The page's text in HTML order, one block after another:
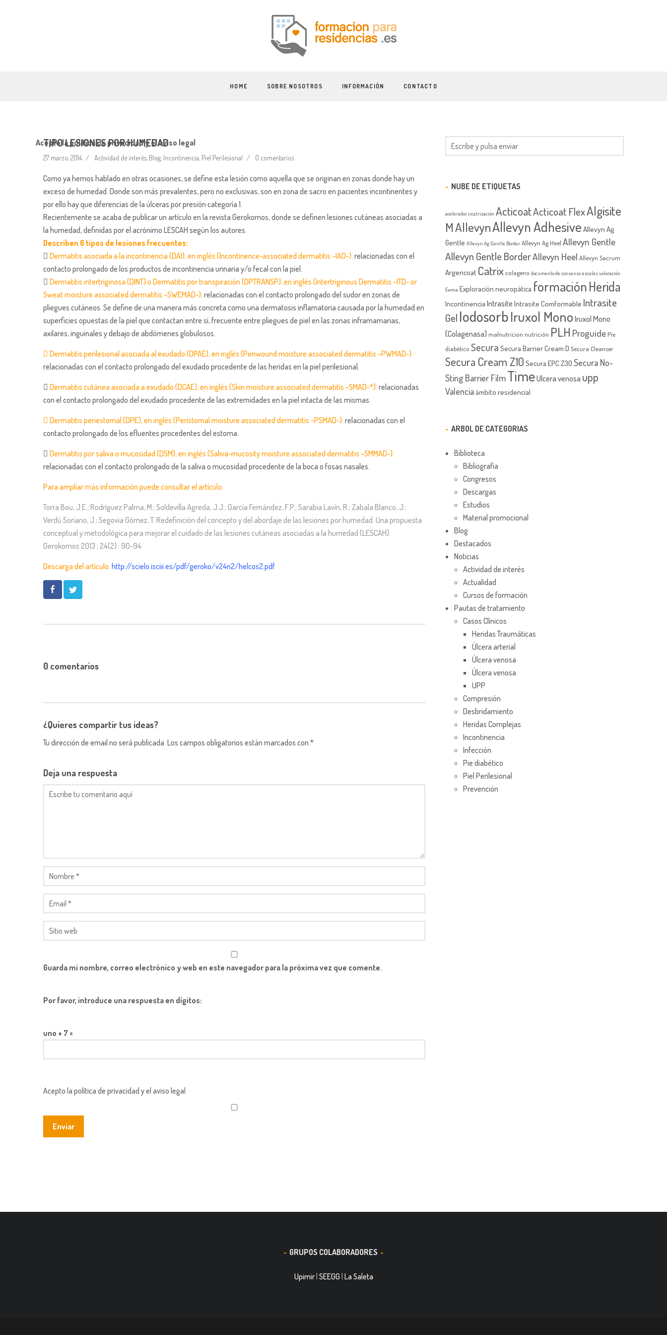
HOME SOBRE NOSOTROS INFORMACIÓN CONTACTO
TIPO LESIONES POR HUMEDAD
27 marzo, 2014 Actividad de interés, Blog, Incontinencia, Piel Perilesional 0 comentarios
Como ya hemos hablado en otras ocasiones, se define esta lesión como aquella que se originan en zonas donde hay un
exceso de humedad. Donde son más prevalentes, pero no exclusivas, son en zona de sacro en pacientes incontinentes y
por ello hay que diferencias de la úlceras por presión categoría 1.
Recientemente se acaba de publicar un artículo en la revista Gerokomos, donde se definen lesiones cutáneas asociadas a
la humedad, definidas por el acrónimo LESCAH según los autores.
Describen 6 tipos de lesiones frecuentes:
 Dermatitis asociada a la incontinencia (DAI), en inglés (Incontinence-associated dermatitis –IAD-): relacionadas con el
contacto prolongado de los productos de incontinencia urinaria y/o fecal con la piel.
 Dermatitis intertriginosa (DINT) o Dermatitis por transpiración (DPTRANSP), en inglés (Intertriginous Dermatitis –ITD- or
Sweat moisture associated dermatitis –SWEMAD-): relacionadas con el contacto prolongado del sudor en zonas de
pliegues cutáneos. Se define de una manera más concreta como una dermatosis inflamatoria causada por la humedad en
superficies opuestas de la piel que contactan entre sí, frecuente entre pliegues de piel en las zonas inframamarias,
axilares, inguinales y debajo de abdómenes globulosos.
 Dermatitis perilesional asociada al exudado (DPAE), en inglés (Periwound moisture associated dermatitis –PWMAD-):
relacionadas con el contacto prolongado del exudado procedente de las heridas en la piel perilesional.
 Dermatitis cutánea asociada a exudado (DCAE), en inglés (Skin moisture associated dermatitis –SMAD-*): relacionadas
con el contacto prolongado del exudado procedente de las extremidades en la piel intacta de las mismas.
 Dermatitis periestomal (DPE), en inglés (Peristomal moisture associated dermatitis –PSMAD-): relacionadas con el
contacto prolongado de los efluentes procedentes del estoma.
 Dermatitis por saliva o mucosidad (DSM), en inglés (Saliva-mucosity moisture associated dermatitis –SMMAD-):
relacionadas con el contacto prolongado de la saliva o mucosidad procedente de la boca o fosas nasales.
Para ampliar más información puede consultar el artículo:
Torra Bou, J.E.; Rodríguez Palma, M.; Soldevilla Agreda, J.J.; García Fernández, F.P.; Sarabia Lavín, R.; Zabala Blanco, J.;
Verdú Soriano, J.; Segovia Gómez, T. Redefinición del concepto y del abordaje de las lesiones por humedad. Una propuesta
conceptual y metodológica para mejorar el cuidado de las lesiones cutáneas asociadas a la humedad (LESCAH).
Gerokomos 2013 ; 24(2) : 90-94
Descarga del artículo: http://scielo.isciii.es/pdf/geroko/v24n2/helcos2.pdf
0 comentarios
¿Quieres compartir tus ideas?
Tu dirección de email no será publicada. Los campos obligatorios están marcados con *
Deja una respuesta
Guarda mi nombre, correo electrónico y web en este navegador para la próxima vez que comente.
Por favor, introduce una respuesta en dígitos:
uno + 7 =
Acepto la política de privacidad y el aviso legal
Acepto la política de privacidad y el aviso legal
NUBE DE ETIQUETAS
acelerador cicatrización ActicoatActicoat FlexAlgisite
MAllevynAllevyn Adhesive Allevyn Ag
Gentle Allevyn Ag Gentle Border Allevyn Ag Heel Allevyn Gentle
Allevyn Gentle BorderAllevyn Heel Allevyn Sacrum
Argencoat Catrix colageno documento de consenso escalas valoración
Ewma Exploración neuropática formaciónHerida
Incontinencia Intrasite Intrasite Comformable Intrasite
Gel IodosorbIruxol MonoIruxol Mono
(Colagenasa) malnutricion nutrición PLH Proguide Píe
diabético Secura Secura Barrier Cream D Secura Cleanser
Secura Cream Z10 Secura EPC Z30 Secura No-
Sting Barrier FilmTimeUlcera venosa upp
Valenciaámbito residencial
ARBOL DE CATEGORIAS
Biblioteca
Bibliografía
Congresos
Descargas
Estudios
Material promocional
Blog
Destacados
Noticias
Actividad de interés
Actualidad
Cursos de formación
Pautas de tratamiento
Casos Clínicos
Heridas Traumáticas
Úlcera arterial
Úlcera venosa
Úlcera venosa
UPP
Compresión
Desbridamiento
Heridas Complejas
Incontinencia
Infección
Pie diabético
Piel Perilesional
Prevención
GRUPOS COLABORADORES
Upimir| SEEGG La Saleta